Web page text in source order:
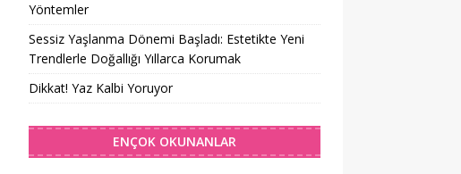
Yöntemler
Sessiz Yaşlanma Dönemi Başladı: Estetikte Yeni
Trendlerle Doğallığı Yıllarca Korumak
Dikkat! Yaz Kalbi Yoruyor
ENÇOK OKUNANLAR